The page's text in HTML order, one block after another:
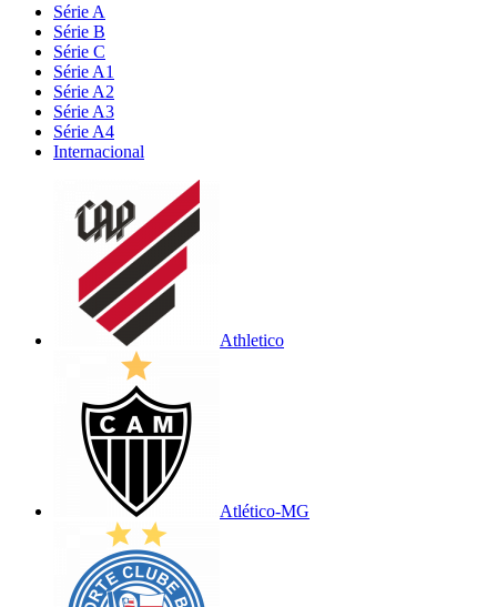
Série A
Série B
Série C
Série A1
Série A2
Série A3
Série A4
Internacional
Athletico
Atlético-MG